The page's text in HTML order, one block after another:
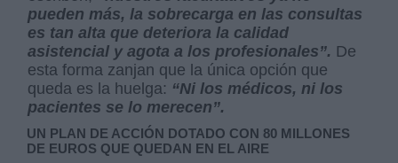
pueden más, la sobrecarga en las consultas
es tan alta que deteriora la calidad
asistencial y agota a los profesionales”. De
esta forma zanjan que la única opción que
queda es la huelga: “Ni los médicos, ni los
pacientes se lo merecen”.
UN PLAN DE ACCIÓN DOTADO CON 80 MILLONES
DE EUROS QUE QUEDAN EN EL AIRE